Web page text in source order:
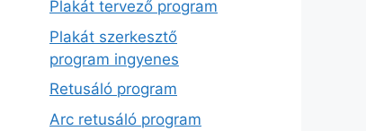
Plakát tervező program
Plakát szerkesztő
program ingyenes
Retusáló program
Arc retusáló program